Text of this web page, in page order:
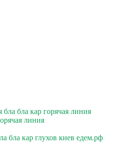
бла бла кар горячая линия
линия
бла кар глухов киев едем.рф